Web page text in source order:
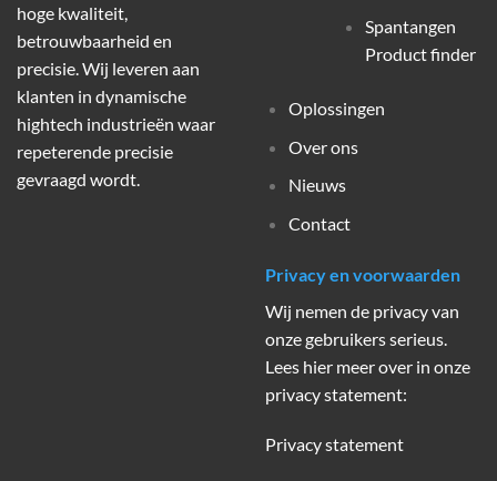
hoge kwaliteit,
betrouwbaarheid en
precisie. Wij leveren aan
klanten in dynamische
hightech industrieën waar
repeterende precisie
gevraagd wordt.
Spantangen
Product finder
Oplossingen
Over ons
Nieuws
Contact
Privacy en voorwaarden
Wij nemen de privacy van
onze gebruikers serieus.
Lees hier meer over in onze
privacy statement:
Privacy statement